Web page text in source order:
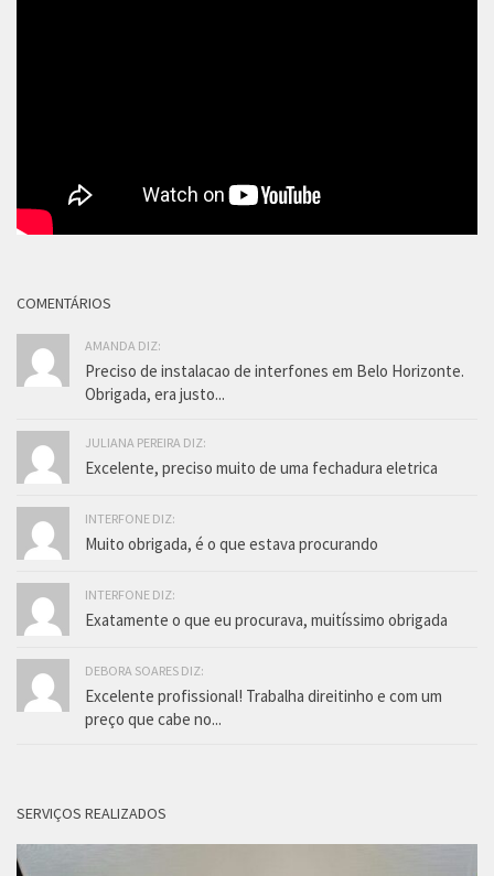
COMENTÁRIOS
AMANDA DIZ:
Preciso de instalacao de interfones em Belo Horizonte.
Obrigada, era justo...
JULIANA PEREIRA DIZ:
Excelente, preciso muito de uma fechadura eletrica
INTERFONE DIZ:
Muito obrigada, é o que estava procurando
INTERFONE DIZ:
Exatamente o que eu procurava, muitíssimo obrigada
DEBORA SOARES DIZ:
Excelente profissional! Trabalha direitinho e com um
preço que cabe no...
SERVIÇOS REALIZADOS